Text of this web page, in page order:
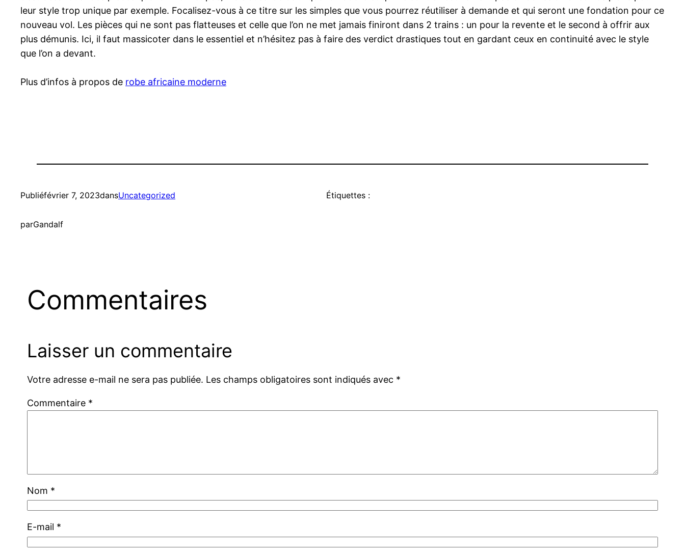
leur style trop unique par exemple. Focalisez-vous à ce titre sur les simples que vous pourrez réutiliser à demande et qui seront une fondation pour ce
nouveau vol. Les pièces qui ne sont pas flatteuses et celle que l’on ne met jamais finiront dans 2 trains : un pour la revente et le second à offrir aux
plus démunis. Ici, il faut massicoter dans le essentiel et n’hésitez pas à faire des verdict drastiques tout en gardant ceux en continuité avec le style
que l’on a devant.
Plus d’infos à propos de robe africaine moderne
Publiéfévrier 7, 2023dansUncategorized
parGandalf
Étiquettes :
Commentaires
Laisser un commentaire
Votre adresse e-mail ne sera pas publiée. Les champs obligatoires sont indiqués avec *
Commentaire *
Nom *
E-mail *